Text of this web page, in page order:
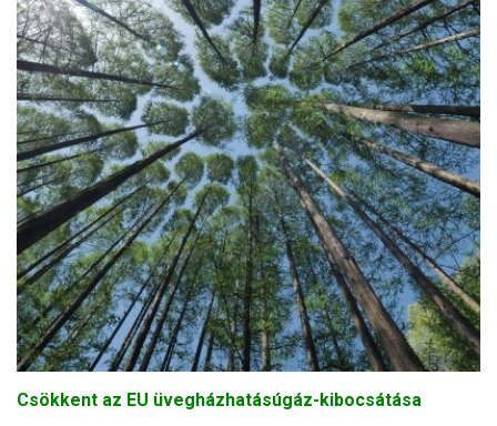
Csökkent az EU üvegházhatásúgáz-kibocsátása